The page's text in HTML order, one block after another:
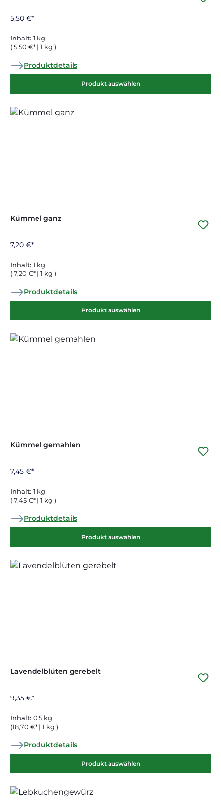
5,50 €*
Inhalt: 1 kg
( 5,50 €* | 1 kg )
Produktdetails
Produkt auswählen
Kümmel ganz
7,20 €*
Inhalt: 1 kg
( 7,20 €* | 1 kg )
Produktdetails
Produkt auswählen
Kümmel gemahlen
7,45 €*
Inhalt: 1 kg
( 7,45 €* | 1 kg )
Produktdetails
Produkt auswählen
Lavendelblüten gerebelt
9,35 €*
Inhalt: 0.5 kg
(18,70 €* | 1 kg )
Produktdetails
Produkt auswählen